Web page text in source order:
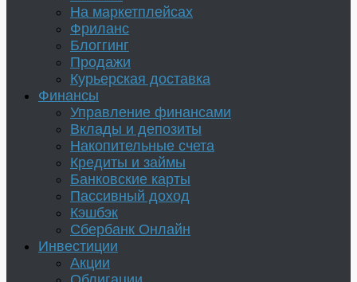
На маркетплейсах
Фриланс
Блоггинг
Продажи
Курьерская доставка
Финансы
Управление финансами
Вклады и депозиты
Накопительные счета
Кредиты и займы
Банковские карты
Пассивный доход
Кэшбэк
Сбербанк Онлайн
Инвестиции
Акции